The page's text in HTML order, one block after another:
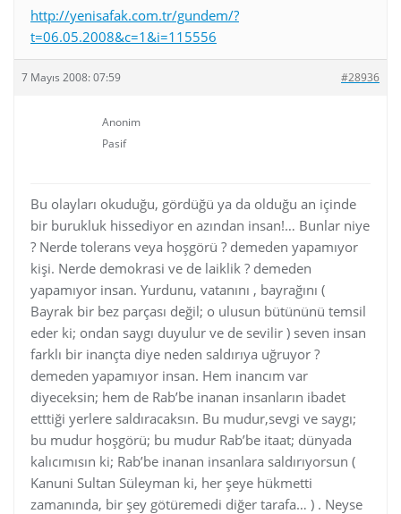
http://yenisafak.com.tr/gundem/?
t=06.05.2008&c=1&i=115556
7 Mayıs 2008: 07:59 #28936
Anonim
Pasif
Bu olayları okuduğu, gördüğü ya da olduğu an içinde
bir burukluk hissediyor en azından insan!… Bunlar niye
? Nerde tolerans veya hoşgörü ? demeden yapamıyor
kişi. Nerde demokrasi ve de laiklik ? demeden
yapamıyor insan. Yurdunu, vatanını , bayrağını (
Bayrak bir bez parçası değil; o ulusun bütününü temsil
eder ki; ondan saygı duyulur ve de sevilir ) seven insan
farklı bir inançta diye neden saldırıya uğruyor ?
demeden yapamıyor insan. Hem inancım var
diyeceksin; hem de Rab’be inanan insanların ibadet
etttiği yerlere saldıracaksın. Bu mudur,sevgi ve saygı;
bu mudur hoşgörü; bu mudur Rab’be itaat; dünyada
kalıcımısın ki; Rab’be inanan insanlara saldırıyorsun (
Kanuni Sultan Süleyman ki, her şeye hükmetti
zamanında, bir şey götüremedi diğer tarafa… ) . Neyse